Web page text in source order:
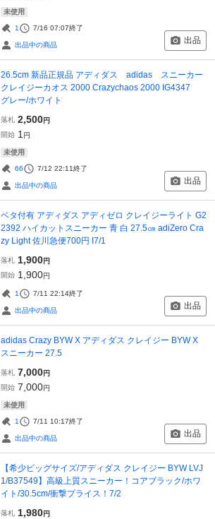
未使用
1 7/16 07:07終了
出品中の商品 出品
26.5cm 新品正規品 アディダス adidas スニーカー
クレイジーカオス 2000 Crazychaos 2000 IG4347
グレー/ホワイト
落札 2,500円
開始 1 円
未使用
66 7/12 22:11終了
出品中の商品 出品
ベタ付有 アディダス アディゼロ クレイジーライト G2
2392 ハイカットスニーカー 青 白 27.5㎝ adiZero Cra
zy Light 佐川急便700円 I7/1
落札 1,900円
開始 1,900円
1 7/11 22:14終了
出品中の商品 出品
adidas Crazy BYW X アディダス クレイジー BYW X
スニーカー 27.5
落札 7,000円
開始 7,000円
未使用
1 7/11 10:17終了
出品中の商品 出品
【希少ビッグサイズ/アディダス クレイジー BYW LVJ
1/B37549】高級上質スニーカー！コアブラック/ホワ
イト/30.5cm/衝撃プライス！7/2
落札 1,980円